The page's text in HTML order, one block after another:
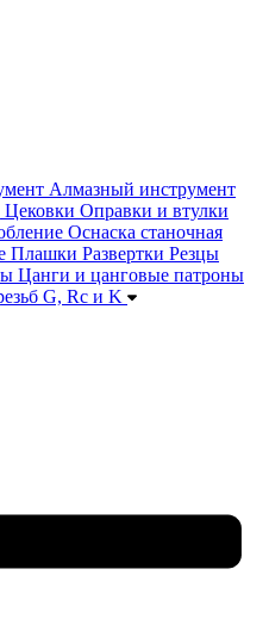
Алмазный инструмент
Цековки Оправки и втулки
Оснаска станочная
Плашки Развертки Резцы
Цанги и цанговые патроны
G, Rc и K